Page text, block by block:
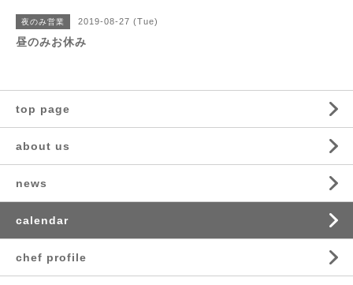
夜のみ営業 2019-08-27 (Tue)
昼のみお休み
top page
about us
news
calendar
chef profile